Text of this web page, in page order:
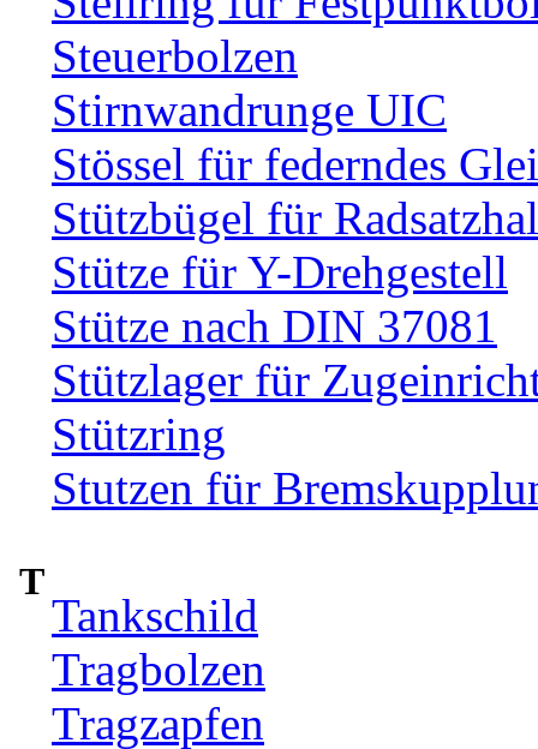
Steuerbolzen
Stirnwandrunge UIC
Stössel für federndes
Stützbügel für
Stütze für Y-Drehgestell
Stütze nach DIN 37081
Stützlager für
Stützring
Stutzen für
T
Tankschild
Tragbolzen
Tragzapfen